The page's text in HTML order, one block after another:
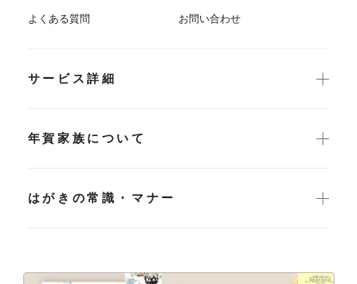
よくある質問 お問い合わせ
サービス詳細
年賀家族について
はがきの常識・マナー